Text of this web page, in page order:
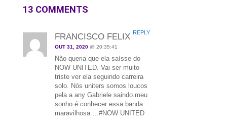
13 COMMENTS
FRANCISCO FELIX
OUT 31, 2020 @ 20:35:41
Não queria que ela saísse do
NOW UNITED. Vai ser muito
triste ver ela seguindo carreira
solo. Nós uniters somos loucos
pela a any Gabriele saindo.meu
sonho é conhecer essa banda
maravilhosa …#NOW UNITED
REPLY